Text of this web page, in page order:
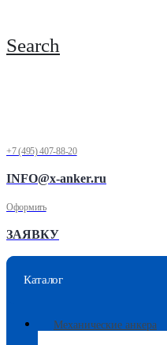
Search
+7 (495) 407-88-20
INFO@x-anker.ru
Оформить
ЗАЯВКУ
Каталог
Механические анкера